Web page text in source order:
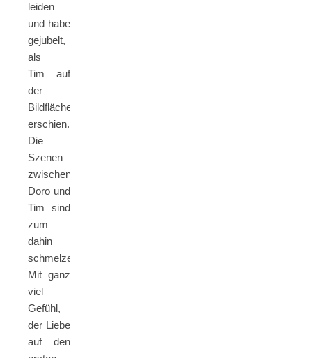
leiden
und habe
gejubelt,
als
Tim auf
der
Bildfläche
erschien.
Die
Szenen
zwischen
Doro und
Tim sind
zum
dahin
schmelzen!
Mit ganz
viel
Gefühl,
der Liebe
auf den